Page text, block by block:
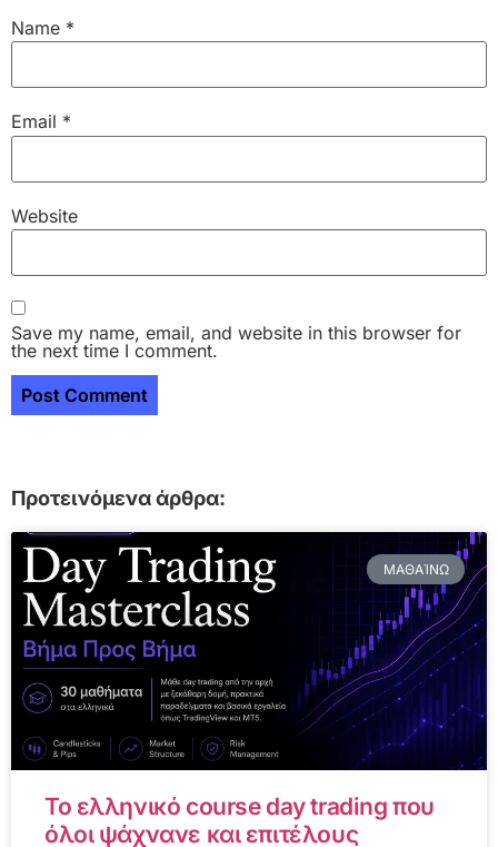
Name *
Email *
Website
Save my name, email, and website in this browser for
the next time I comment.
Προτεινόμενα άρθρα:
ΜΑΘΑΊΝΩ
Το ελληνικό course day trading που
όλοι ψάχνανε και επιτέλους